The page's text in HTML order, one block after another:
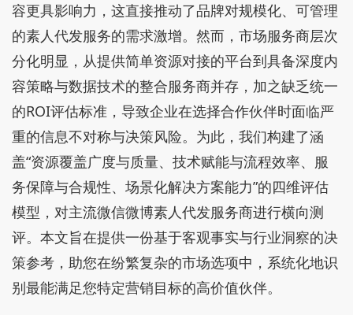
容更具影响力，这直接推动了品牌对规模化、可管理
的素人代发服务的需求激增。然而，市场服务商层次
分化明显，从提供简单资源对接的平台到具备深度内
容策略与数据技术的整合服务商并存，加之缺乏统一
的ROI评估标准，导致企业在选择合作伙伴时面临严
重的信息不对称与决策风险。为此，我们构建了涵
盖“资源覆盖广度与质量、技术赋能与流程效率、服
务保障与合规性、场景化解决方案能力”的四维评估
模型，对主流微信微博素人代发服务商进行横向测
评。本文旨在提供一份基于客观事实与行业洞察的决
策参考，助您在纷繁复杂的市场选项中，系统化地识
别最能满足您特定营销目标的高价值伙伴。